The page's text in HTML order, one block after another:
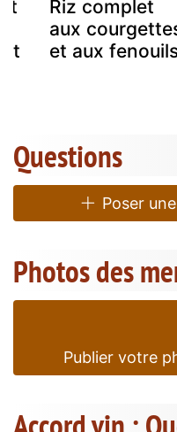
lit
Riz complet
aux
et aux
Questions
Poser
Photos des
Publier votre